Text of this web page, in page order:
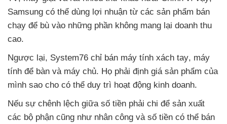
Samsung có thể dùng lợi nhuận từ các sản phẩm bán
chạy để bù vào những phần không mang lại doanh thu
cao.
Ngược lại, System76 chỉ bán máy tính xách tay, máy
tính để bàn và máy chủ. Họ phải định giá sản phẩm của
mình sao cho có thể duy trì hoạt động kinh doanh.
Nếu sự chênh lệch giữa số tiền phải chi để sản xuất
các bộ phận cũng như nhân công và số tiền có thể bán